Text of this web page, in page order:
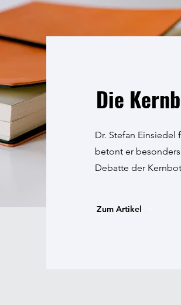
Die
Dr. Stefan Einsiedel
betont er
Debatte der
Zum Artikel